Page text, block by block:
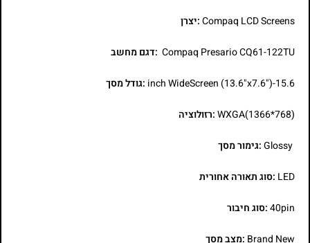
Compaq LCD Screens:יצרן
Compaq Presario CQ61-122TU :דגם מחשב
15.6-inch WideScreen (13.6"x7.6") :גודל מסך
WXGA(1366*768):רזולוציה
Glossy:גימור מסך
LED :סוג תאורה אחורית
40pin:סוג חיבור
Brand New :מצב מסך